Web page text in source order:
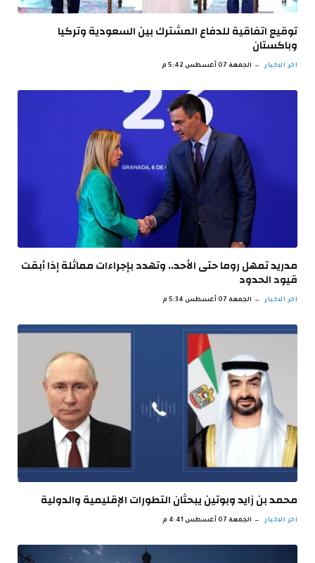
توقيع اتفاقية للدفاع المشترك بين السعودية وتركيا
وباكستان
اخر الاخبار الجمعة 07 أغسطس 5:42 م
مدريد تمهل روما حتى الأحد.. وتهدد بإجراءات مماثلة إذا أبقت
قيود الحدود
اخر الاخبار الجمعة 07 أغسطس 5:34 م
محمد بن زايد وبوتين يبحثان التطورات الإقليمية والدولية
اخر الاخبار الجمعة 07 أغسطس 4:41 م